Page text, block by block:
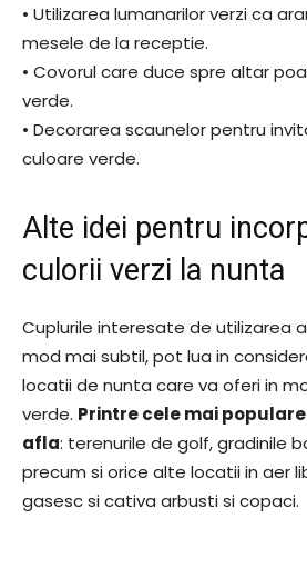
• Utilizarea lumanarilor verzi ca
mesele de la receptie.
• Covorul care duce spre altar
verde.
• Decorarea scaunelor pentru
culoare verde.
Alte idei pentru
culorii verzi la nunta
Cuplurile interesate de utilizarea
mod mai subtil, pot lua in
locatii de nunta care va oferi in
verde. Printre cele mai
afla: terenurile de golf, gradinile
precum si orice alte locatii in aer
gasesc si cativa arbusti si copaci.